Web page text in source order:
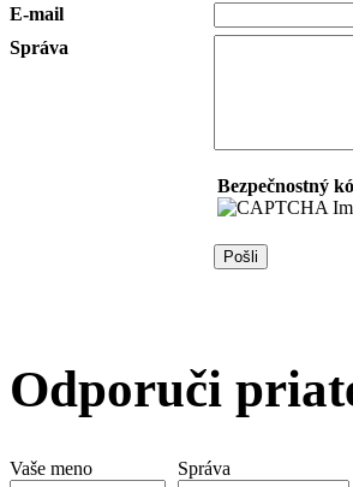
E-mail
Správa
Bezpečnostný
Odporuči
Vaše meno Správa